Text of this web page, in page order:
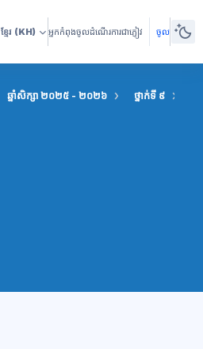
ខ្មែរ (KH) អ្នកកំពុងចូលដំណើរការជាភ្ញៀវ ចូល
ឆ្នាំសិក្សា ២០២៥ - ២០២៦ ថ្នាក់ទី ៩